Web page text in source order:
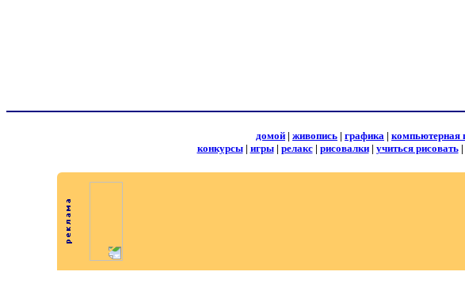
домой | живопись | графика | компьютерная
конкурсы| игры| релакс| рисовалки| учиться рисовать|